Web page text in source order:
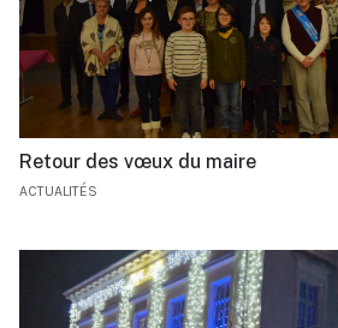
Retour des vœux du maire
ACTUALITÉS